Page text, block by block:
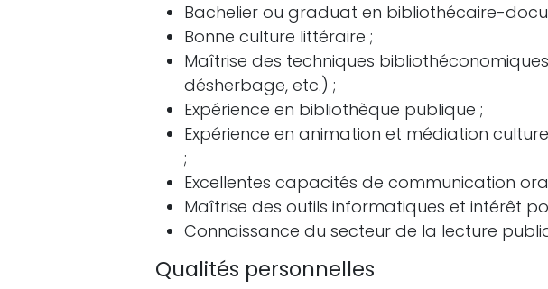
Bachelier ou graduat en bibliothécaire-
Bonne culture littéraire ;
Maîtrise des techniques
désherbage, etc.) ;
Expérience en bibliothèque publique ;
Expérience en animation et médiation
;
Excellentes capacités de communication
Maîtrise des outils informatiques et intérêt
Connaissance du secteur de la lecture
Qualités personnelles